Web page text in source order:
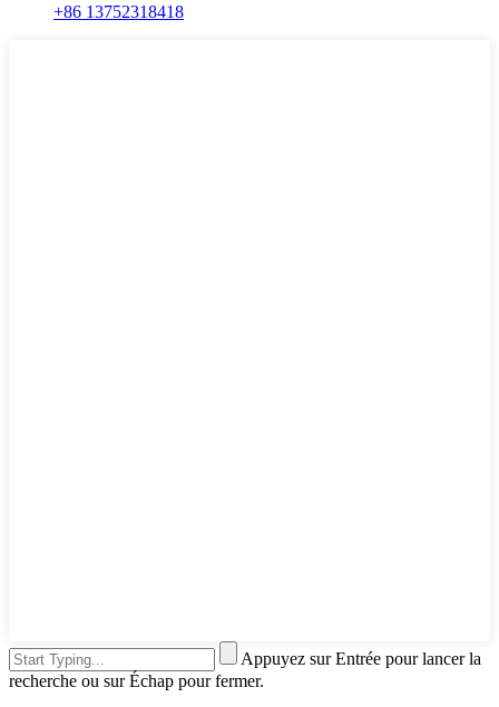
+86 13752318418
Appuyez sur Entrée pour lancer la
recherche ou sur Échap pour fermer.